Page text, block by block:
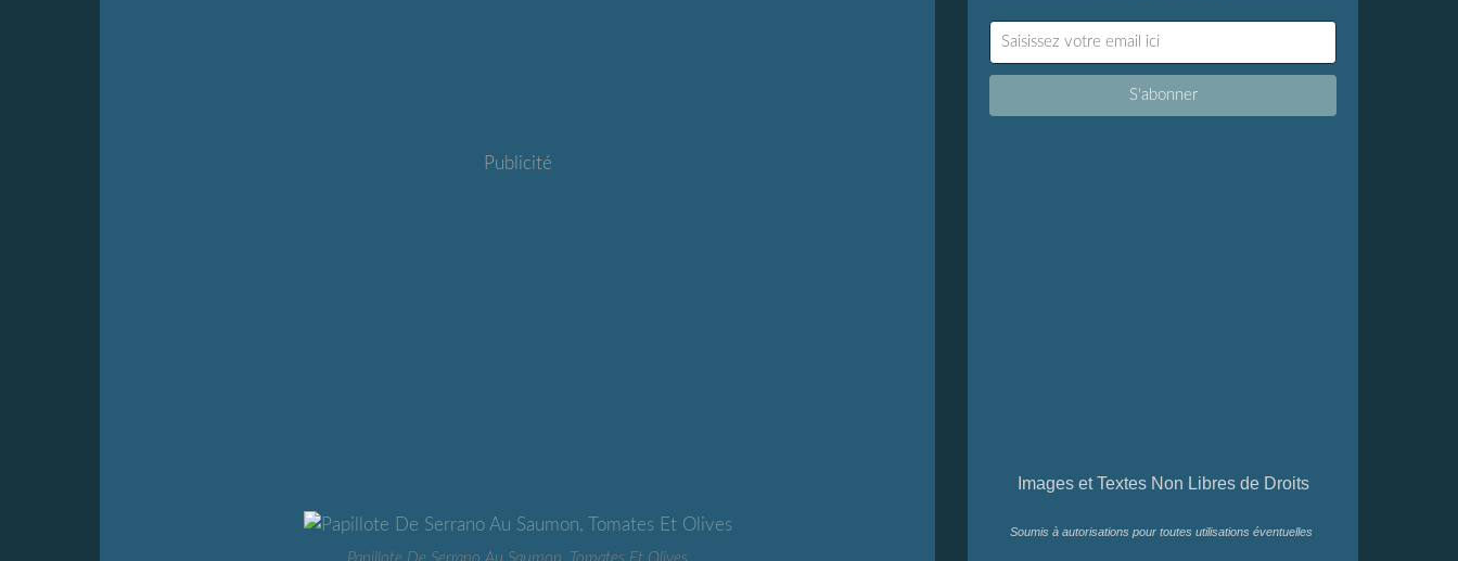
Publicité
Images et Textes Non Libres de Droits
Soumis à autorisations pour toutes utilisations éventuelles